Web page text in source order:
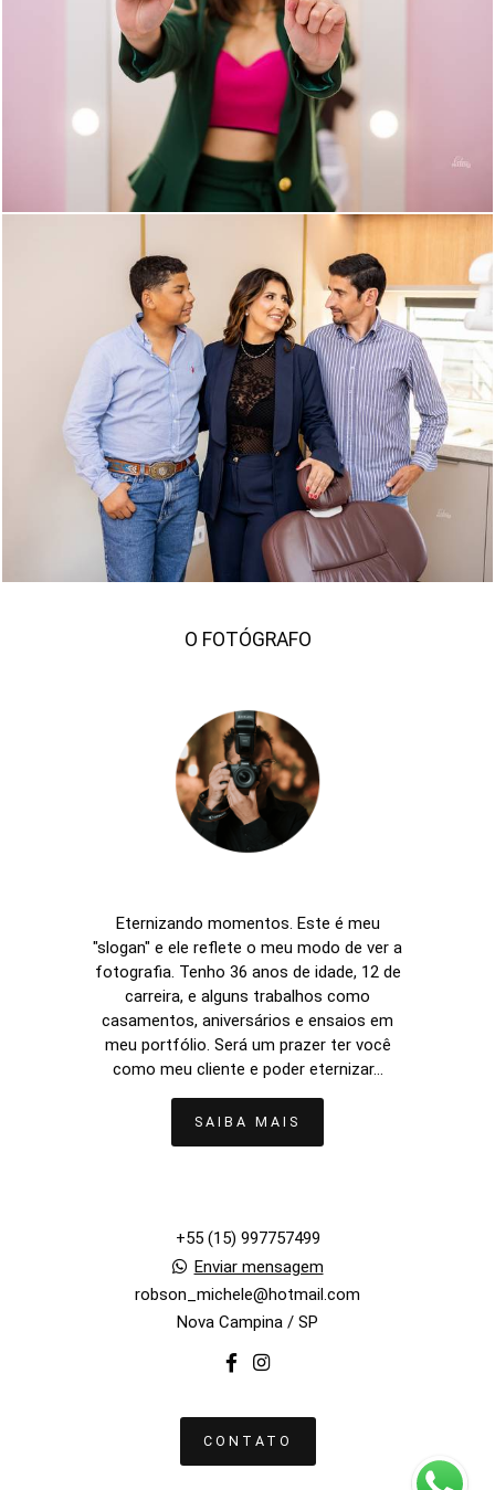
1355 1353
215 198
O FOTÓGRAFO
Eternizando momentos. Este é meu
"slogan" e ele reflete o meu modo de ver a
fotografia. Tenho 36 anos de idade, 12 de
carreira, e alguns trabalhos como
casamentos, aniversários e ensaios em
meu portfólio. Será um prazer ter você
como meu cliente e poder eternizar...
SAIBA MAIS
+55 (15) 997757499
Enviar mensagem
robson_michele@hotmail.com
Nova Campina / SP
CONTATO